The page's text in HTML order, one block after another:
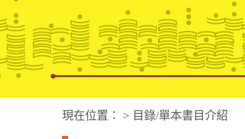
華文視障電子圖書網
現在位置： > 目錄/單本書目介紹